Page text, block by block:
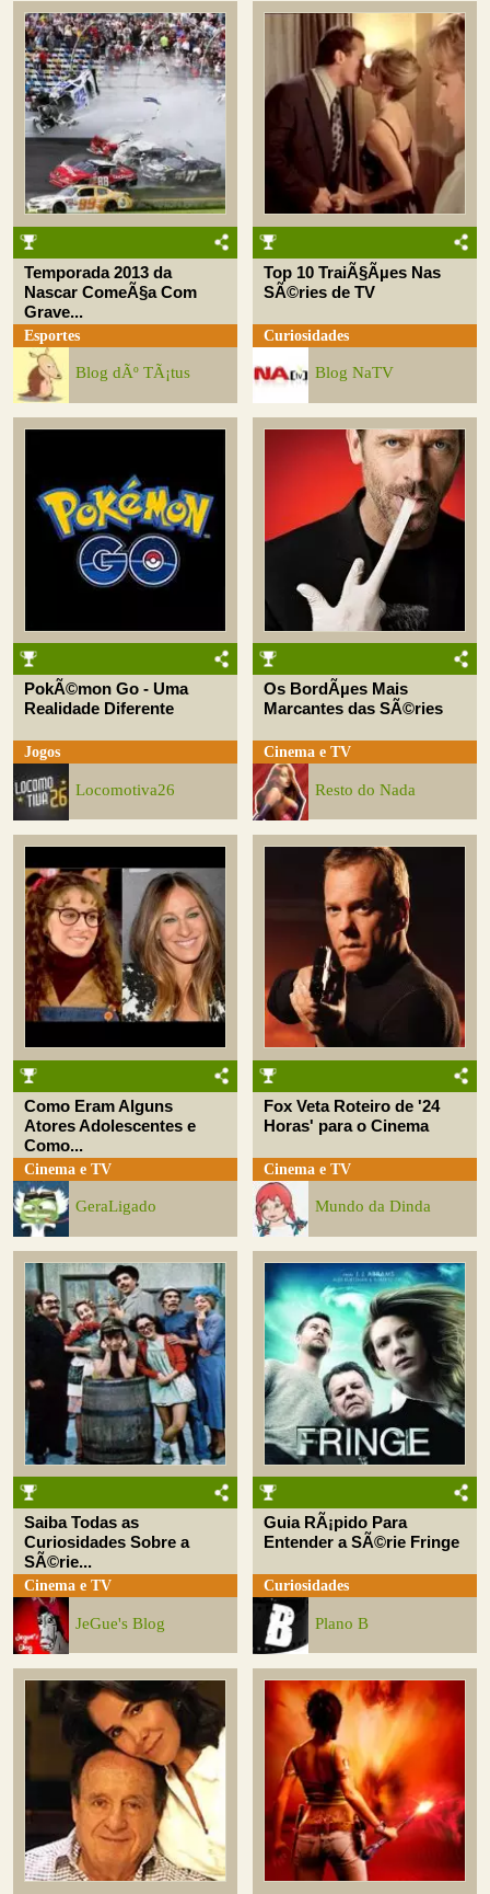
Temporada 2013 da
Nascar ComeÃ§a Com
Grave...
Esportes
Blog dÃº TÃ¡tus
Top 10 TraiÃ§Ãµes Nas
SÃ©ries de TV
Curiosidades
Blog NaTV
PokÃ©mon Go - Uma
Realidade Diferente
Jogos
Locomotiva26
Os BordÃµes Mais
Marcantes das SÃ©ries
Cinema e TV
Resto do Nada
Como Eram Alguns
Atores Adolescentes e
Como...
Cinema e TV
GeraLigado
Fox Veta Roteiro de '24
Horas' para o Cinema
Cinema e TV
Mundo da Dinda
Saiba Todas as
Curiosidades Sobre a
SÃ©rie...
Cinema e TV
JeGue's Blog
Guia RÃ¡pido Para
Entender a SÃ©rie Fringe
Curiosidades
Plano B